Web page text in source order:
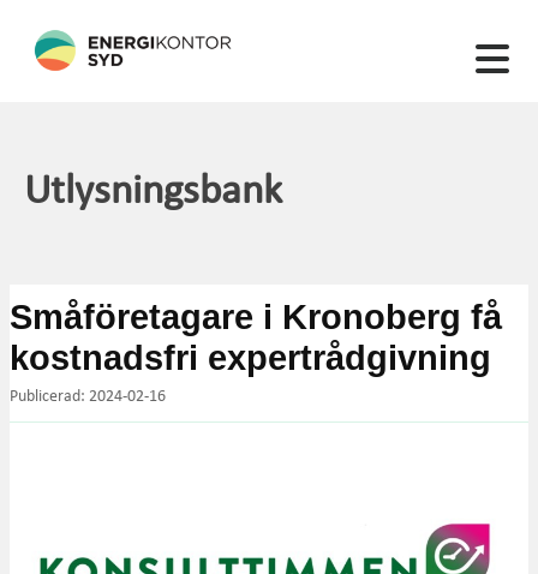
Utlysningsbank
Småföretagare i Kronoberg få
kostnadsfri expertrådgivning
Publicerad: 2024-02-16
22 artiklar hittades